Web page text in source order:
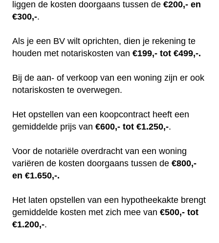
liggen de kosten doorgaans tussen de €200,- en
€300,-.
Als je een BV wilt oprichten, dien je rekening te
houden met notariskosten van €199,- tot €499,-.
Bij de aan- of verkoop van een woning zijn er ook
notariskosten te overwegen.
Het opstellen van een koopcontract heeft een
gemiddelde prijs van €600,- tot €1.250,-.
Voor de notariële overdracht van een woning
variëren de kosten doorgaans tussen de €800,-
en €1.650,-.
Het laten opstellen van een hypotheekakte brengt
gemiddelde kosten met zich mee van €500,- tot
€1.200,-.